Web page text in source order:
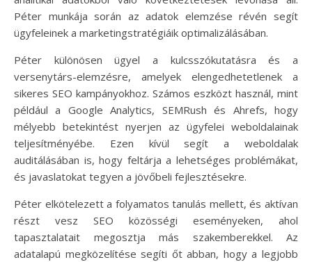
Péter munkája során az adatok elemzése révén segít
ügyfeleinek a marketingstratégiáik optimalizálásában.
Péter különösen ügyel a kulcsszókutatásra és a
versenytárs-elemzésre, amelyek elengedhetetlenek a
sikeres SEO kampányokhoz. Számos eszközt használ, mint
például a Google Analytics, SEMRush és Ahrefs, hogy
mélyebb betekintést nyerjen az ügyfelei weboldalainak
teljesítményébe. Ezen kívül segít a weboldalak
auditálásában is, hogy feltárja a lehetséges problémákat,
és javaslatokat tegyen a jövőbeli fejlesztésekre.
Péter elkötelezett a folyamatos tanulás mellett, és aktívan
részt vesz SEO közösségi eseményeken, ahol
tapasztalatait megosztja más szakemberekkel. Az
adatalapú megközelítése segíti őt abban, hogy a legjobb